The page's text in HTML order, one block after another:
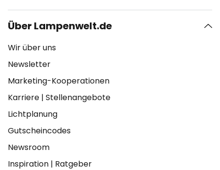
Über Lampenwelt.de
Wir über uns
Newsletter
Marketing-Kooperationen
Karriere | Stellenangebote
Lichtplanung
Gutscheincodes
Newsroom
Inspiration | Ratgeber